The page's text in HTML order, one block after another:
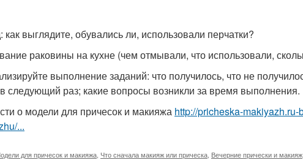
выглядите, обувались ли, использовали перчатки?
раковины на кухне (чем отмывали, что использовали,
выполнение заданий: что получилось, что не
следующий раз; какие вопросы возникли за время выполнения.
о модели для причесок и макияжа http://pricheska-
...
для причесок и макияжа Что сначала макияж или прическа Вечерние прически и макияж